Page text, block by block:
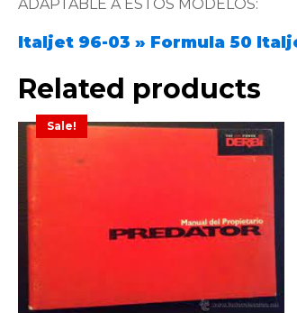
ADAPTABLE A ESTOS MODELOS:
Italjet 96-03 » Formula 50
Related products
Sale!